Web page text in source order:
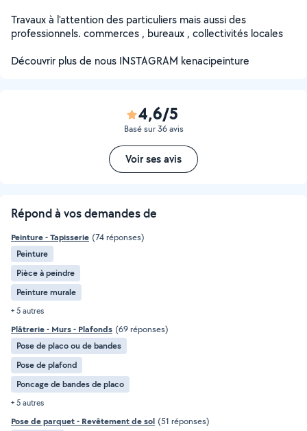
Travaux à l'attention des particuliers mais aussi des
professionnels. commerces , bureaux , collectivités locales
Découvrir plus de nous INSTAGRAM kenacipeinture
4,6/5
Basé sur 36 avis
Voir ses avis
Répond à vos demandes de
Peinture - Tapisserie (74 réponses)
Peinture
Pièce à peindre
Peinture murale
+ 5 autres
Plâtrerie - Murs - Plafonds (69 réponses)
Pose de placo ou de bandes
Pose de plafond
Poncage de bandes de placo
+ 5 autres
Pose de parquet - Revêtement de sol (51 réponses)